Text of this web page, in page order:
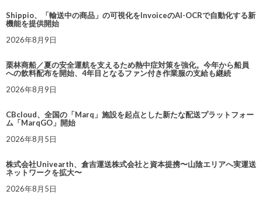
Shippio、「輸送中の商品」の可視化をInvoiceのAI-OCRで自動化する新
機能を提供開始
2026年8月9日
栗林商船／夏の安全運航を支えるため熱中症対策を強化。今年から船員
への飲料配布を開始、4年目となるファン付き作業服の支給も継続
2026年8月9日
CBcloud、全国の「Marq」施設を起点とした新たな配送プラットフォー
ム「MarqGO」開始
2026年8月5日
株式会社Univearth、倉吉運送株式会社と資本提携〜山陰エリアへ実運送
ネットワークを拡大〜
2026年8月5日